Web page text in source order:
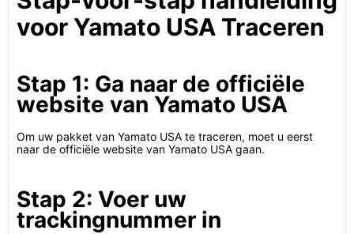
voor Yamato USA Traceren
Stap 1: Ga naar de officiële
website van Yamato USA
Om uw pakket van Yamato USA te traceren, moet u eerst
naar de officiële website van Yamato USA gaan.
Stap 2: Voer uw
trackingnummer in